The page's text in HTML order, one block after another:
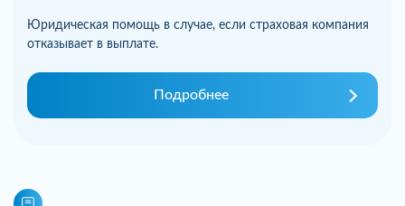
Юридическая помощь в случае, если страховая компания
отказывает в выплате.
Подробнее